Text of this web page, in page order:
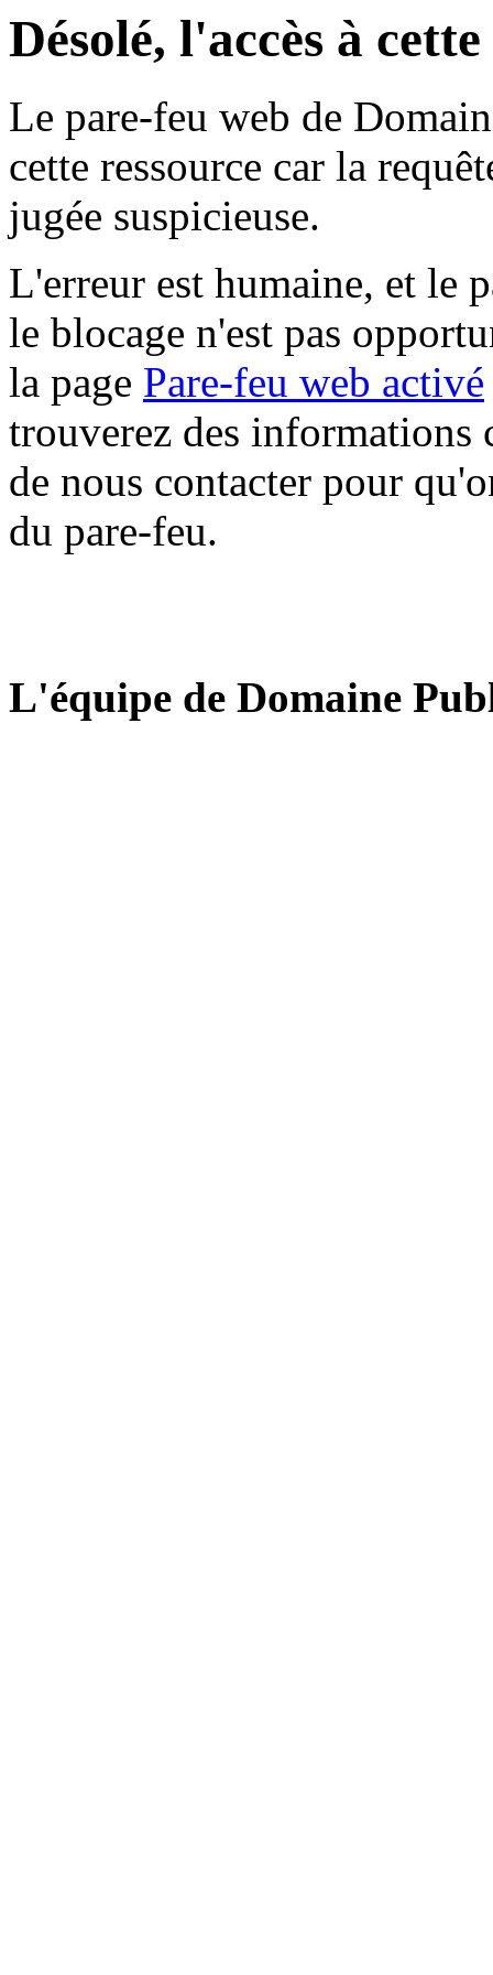
Désolé, l'accès à
Le pare-feu web de
cette ressource car la
jugée suspicieuse.
L'erreur est humaine, et le
le blocage n'est pas
la page Pare-feu web activé
trouverez des informations
de nous contacter pour
du pare-feu.
L'équipe de Domaine